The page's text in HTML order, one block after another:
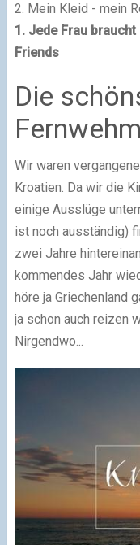
2. Mein Kleid - mein
1. Jede Frau
Friends
Die
Wir waren
Kroatien. Da wir die
einige Ausslüge
ist noch ausständig)
zwei Jahre
kommendes Jahr
höre ja Griechenland
ja schon auch reizen
Nirgendwo...